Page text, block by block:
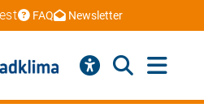
FAQ Newsletter